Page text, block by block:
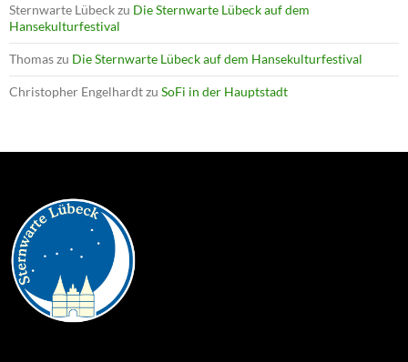
Sternwarte Lübeckzu Die Sternwarte Lübeck auf dem
Hansekulturfestival
Thomaszu Die Sternwarte Lübeck auf dem Hansekulturfestival
Christopher Engelhardtzu SoFi in der Hauptstadt